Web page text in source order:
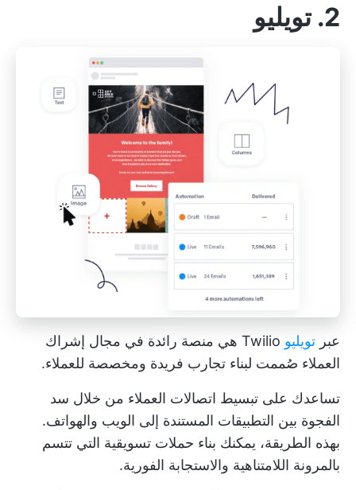
2. تويليو
عبر تويليو
Twilio هي منصة رائدة في مجال إشراك
العملاء صُممت لبناء تجارب فريدة ومخصصة للعملاء.
تساعدك على تبسيط اتصالات العملاء من خلال سد
الفجوة بين التطبيقات المستندة إلى الويب والهواتف.
بهذه الطريقة، يمكنك بناء حملات تسويقية التي تتسم
بالمرونة اللامتناهية والاستجابة الفورية.